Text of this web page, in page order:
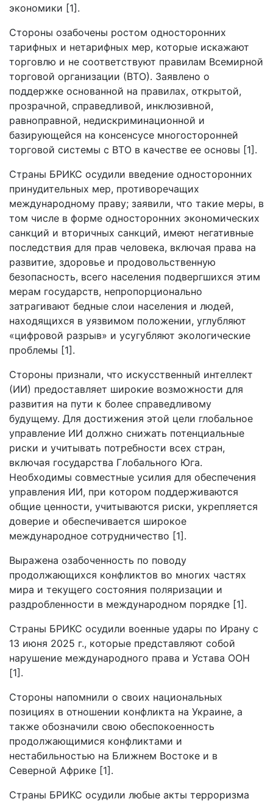
экономики [1].
Стороны озабочены ростом односторонних
тарифных и нетарифных мер, которые искажают
торговлю и не соответствуют правилам Всемирной
торговой организации (ВТО). Заявлено о
поддержке основанной на правилах, открытой,
прозрачной, справедливой, инклюзивной,
равноправной, недискриминационной и
базирующейся на консенсусе многосторонней
торговой системы с ВТО в качестве ее основы [1].
Страны БРИКС осудили введение односторонних
принудительных мер, противоречащих
международному праву; заявили, что такие меры, в
том числе в форме односторонних экономических
санкций и вторичных санкций, имеют негативные
последствия для прав человека, включая права на
развитие, здоровье и продовольственную
безопасность, всего населения подвергшихся этим
мерам государств, непропорционально
затрагивают бедные слои населения и людей,
находящихся в уязвимом положении, углубляют
«цифровой разрыв» и усугубляют экологические
проблемы [1].
Стороны признали, что искусственный интеллект
(ИИ) предоставляет широкие возможности для
развития на пути к более справедливому
будущему. Для достижения этой цели глобальное
управление ИИ должно снижать потенциальные
риски и учитывать потребности всех стран,
включая государства Глобального Юга.
Необходимы совместные усилия для обеспечения
управления ИИ, при котором поддерживаются
общие ценности, учитываются риски, укрепляется
доверие и обеспечивается широкое
международное сотрудничество [1].
Выражена озабоченность по поводу
продолжающихся конфликтов во многих частях
мира и текущего состояния поляризации и
раздробленности в международном порядке [1].
Страны БРИКС осудили военные удары по Ирану с
13 июня 2025 г., которые представляют собой
нарушение международного права и Устава ООН
[1].
Стороны напомнили о своих национальных
позициях в отношении конфликта на Украине, а
также обозначили свою обеспокоенность
продолжающимися конфликтами и
нестабильностью на Ближнем Востоке и в
Северной Африке [1].
Страны БРИКС осудили любые акты терроризма